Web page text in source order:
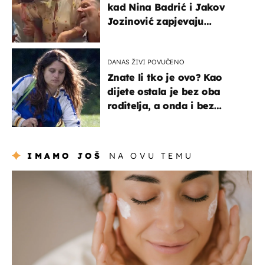
kad Nina Badrić i Jakov
Jozinović zapjevaju
DANAS ŽIVI POVUČENO
Znate li tko je ovo? Kao
dijete ostala je bez oba
roditelja, a onda i bez
IMAMO JOŠ NA OVU TEMU
moda & ljepota